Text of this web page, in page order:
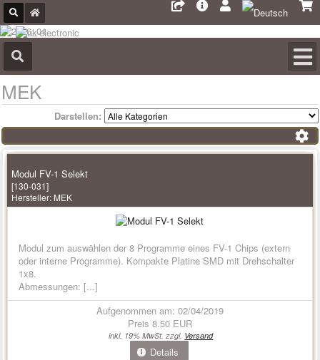
MEK
Darstellen:
Modul FV-1 Selekt
[130-031]
Hersteller: MEK
Modul zum auswählen der 8 Programme eines FV-1 Chips (extern
oder interne Programme). Kompakte Platine SMD mit Drehschalter
1x8.
Abmessungen: [...]
Aufgenommen am: 02/04/2019
Preis 8.50 EUR
inkl. 19% MwSt. zzgl. Versand
Details